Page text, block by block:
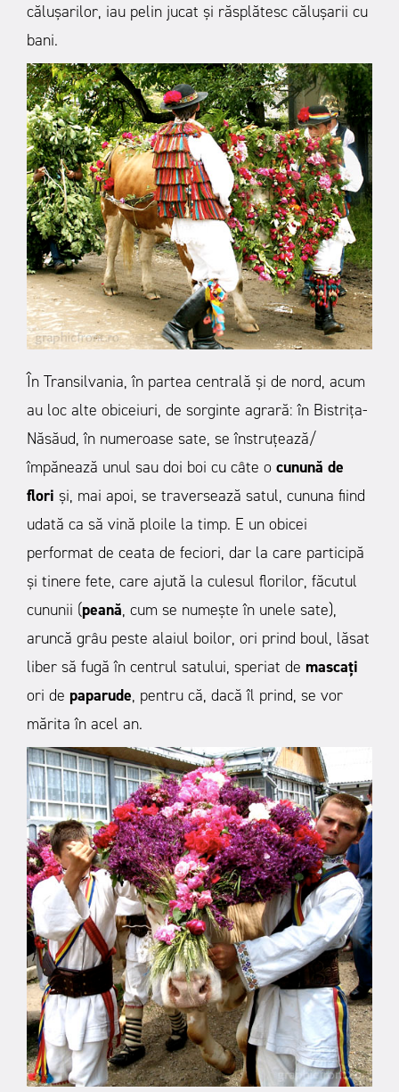
căluşarilor, iau pelin jucat şi răsplătesc căluşarii cu
bani.
În Transilvania, în partea centrală şi de nord, acum
au loc alte obiceiuri, de sorginte agrară: în Bistriţa-
Năsăud, în numeroase sate, se înstruţează/
împănează unul sau doi boi cu câte o cunună de
flori şi, mai apoi, se traversează satul, cununa fiind
udată ca să vină ploile la timp. E un obicei
performat de ceata de feciori, dar la care participă
şi tinere fete, care ajută la culesul florilor, făcutul
cununii (peană, cum se numeşte în unele sate),
aruncă grâu peste alaiul boilor, ori prind boul, lăsat
liber să fugă în centrul satului, speriat de mascaţi
ori de paparude, pentru că, dacă îl prind, se vor
mărita în acel an.